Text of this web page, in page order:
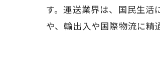
す。運送業界は、国民生
や、輸出入や国際物流に精